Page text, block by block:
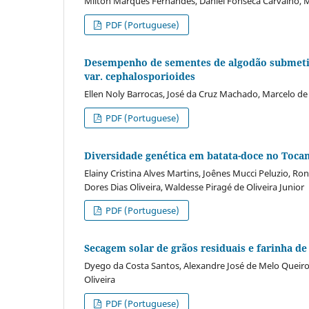
PDF (Portuguese)
Desempenho de sementes de algodão
var. cephalosporioides
Ellen Noly Barrocas, José da Cruz Machado, Marcelo
PDF (Portuguese)
Diversidade genética em batata-doce no
Elainy Cristina Alves Martins, Joênes Mucci Peluzio,
Dores Dias Oliveira, Waldesse Piragé de Oliveira Junior
PDF (Portuguese)
Secagem solar de grãos residuais e farinha
Dyego da Costa Santos, Alexandre José de Melo
Oliveira
PDF (Portuguese)